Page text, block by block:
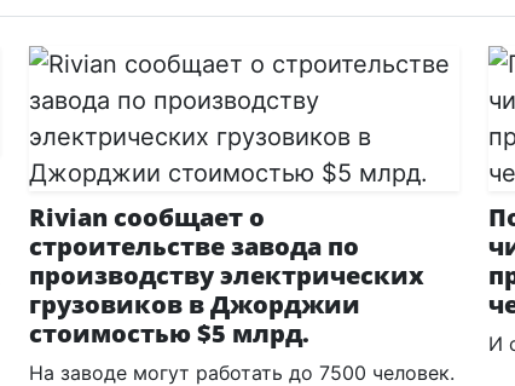
Rivian сообщает о
строительстве завода по
производству электрических
грузовиков в Джорджии
стоимостью $5 млрд.
На заводе могут работать до 7500 человек.
И